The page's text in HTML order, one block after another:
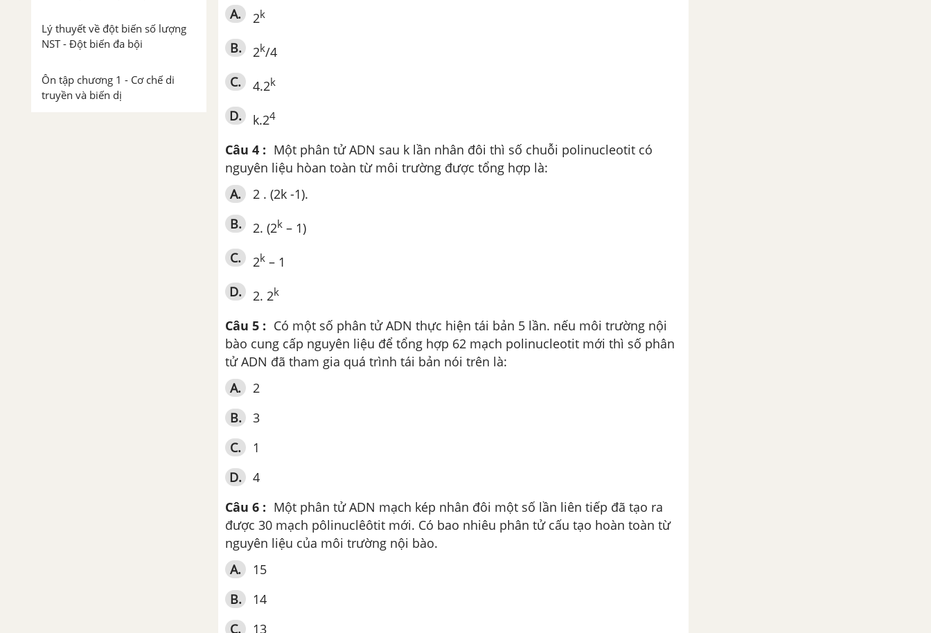
Lý thuyết về đột biến số lượng
NST - Đột biến đa bội
Ôn tập chương 1 - Cơ chế di
truyền và biến dị
A.
2k
B. 2k/4
C.
4.2k
D. k.24
Câu 4 : Một phân tử ADN sau k lần nhân đôi thì số chuỗi polinucleotit có
nguyên liệu hòan toàn từ môi trường được tổng hợp là:
A.
2 . (2k -1).
B.
2. (2k – 1)
C.
2k – 1
D.
2. 2k
Câu 5 : Có một số phân tử ADN thực hiện tái bản 5 lần. nếu môi trường nội
bào cung cấp nguyên liệu để tổng hợp 62 mạch polinucleotit mới thì số phân
tử ADN đã tham gia quá trình tái bản nói trên là:
A.
2
B.
3
C.
1
D.
4
Câu 6 : Một phân tử ADN mạch kép nhân đôi một số lần liên tiếp đã tạo ra
được 30 mạch pôlinuclêôtit mới. Có bao nhiêu phân tử cấu tạo hoàn toàn từ
nguyên liệu của môi trường nội bào.
A.
15
B.
14
C.
13